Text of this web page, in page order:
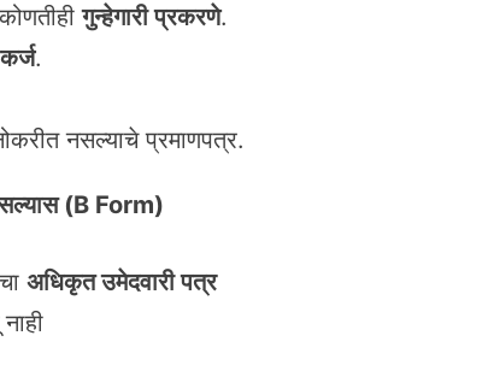
गुन्हेगारी प्रकरणे.
.
नसल्याचे प्रमाणपत्र.
(B Form)
अधिकृत उमेदवारी पत्र